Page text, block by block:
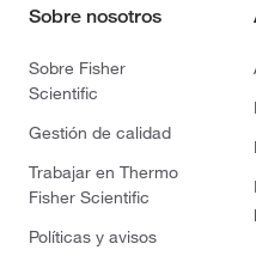
Sobre nosotros
Sobre Fisher
Scientific
Gestión de calidad
Trabajar en Thermo
Fisher Scientific
Políticas y avisos